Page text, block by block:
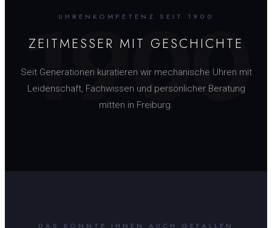
1900
UHRENKOMPETENZ SEIT 1900
ZEITMESSER MIT GESCHICHTE
Seit Generationen kuratieren wir mechanische Uhren mit
Leidenschaft, Fachwissen und persönlicher Beratung
mitten in Freiburg.
DAS KÖNNTE IHNEN AUCH GEFALLEN